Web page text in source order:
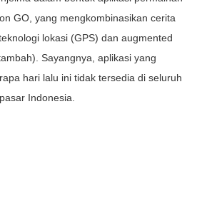
GO, yang mengkombinasikan cerita
lokasi (GPS) dan augmented
Sayangnya, aplikasi yang
hari lalu ini tidak tersedia di seluruh
Indonesia.